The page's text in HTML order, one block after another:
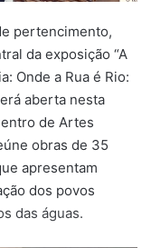
pertencimento,
da exposição “A
Onde a Rua é Rio:
aberta nesta
de Artes
obras de 35
apresentam
dos povos
das águas.